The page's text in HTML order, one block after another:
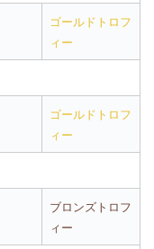
ゴールドトロフ
ィー
ゴールドトロフ
ィー
ブロンズトロフ
ィー